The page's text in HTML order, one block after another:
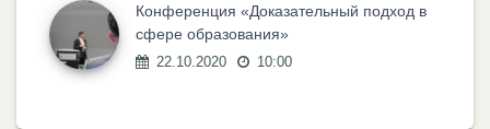
Конференция «Доказательный подход в
сфере образования»
22.10.2020 10:00